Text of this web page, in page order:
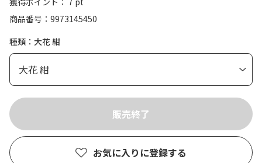
商品番号
9973145450
種類：大花 紺
お気に入りに登録する